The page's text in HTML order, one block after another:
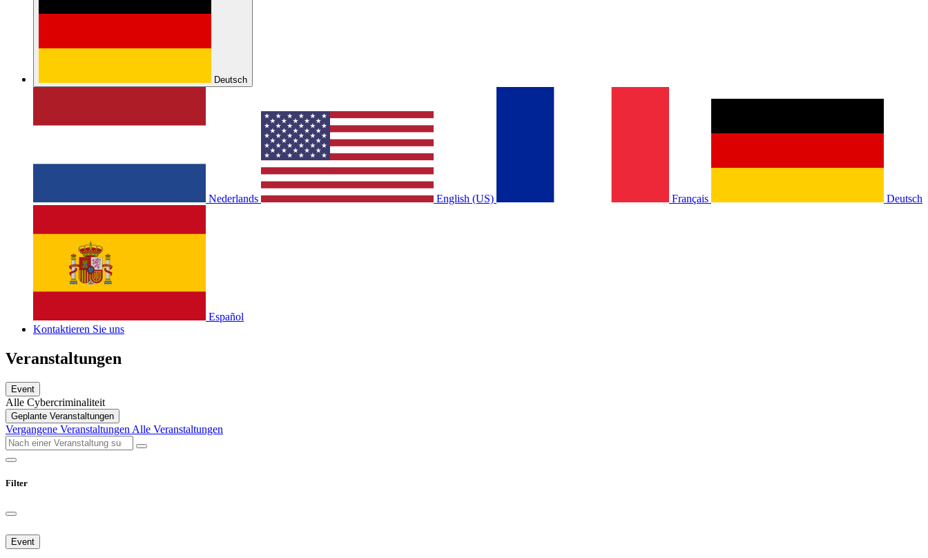
Deutsch
Nederlands English (US) Français Deutsch
Español
Kontaktieren Sie uns
Veranstaltungen
Event
Alle Cybercriminaliteit
Geplante Veranstaltungen
Vergangene Veranstaltungen Alle Veranstaltungen
Filter
Event